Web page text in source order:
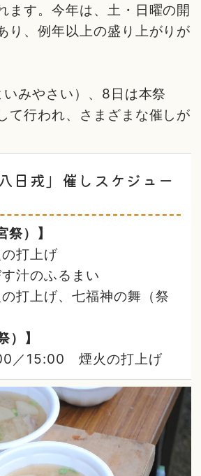
ます。今年は、土・日曜の開
り、例年以上の盛り上がりが
みやさい）、8日は本祭
て行われ、さまざまな催しが
日戎」催しスケジュー
祭）】
打上げ
汁のふるまい
打上げ、七福神の舞（祭
）】
／15:00 煙火の打上げ